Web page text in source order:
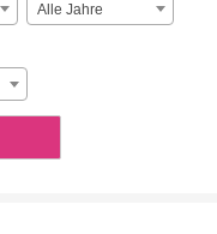
Alle Jahre